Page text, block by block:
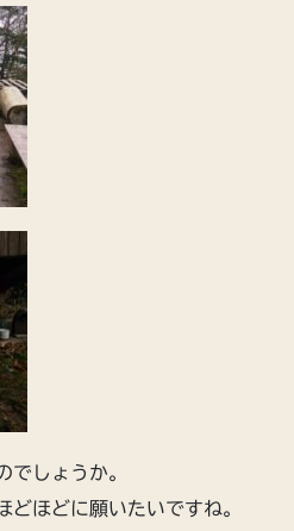
でしょうか。
ほどに願いたいですね。